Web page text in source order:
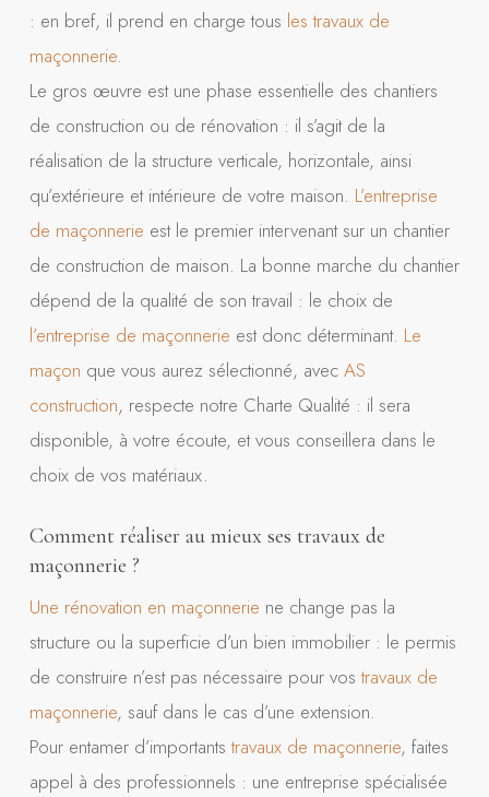
: en bref, il prend en charge tous les travaux de
maçonnerie.
Le gros œuvre est une phase essentielle des chantiers
de construction ou de rénovation : il s’agit de la
réalisation de la structure verticale, horizontale, ainsi
qu’extérieure et intérieure de votre maison. L’entreprise
de maçonnerie est le premier intervenant sur un chantier
de construction de maison. La bonne marche du chantier
dépend de la qualité de son travail : le choix de
l’entreprise de maçonnerie est donc déterminant. Le
maçon que vous aurez sélectionné, avec AS
construction, respecte notre Charte Qualité : il sera
disponible, à votre écoute, et vous conseillera dans le
choix de vos matériaux.
Comment réaliser au mieux ses travaux de
maçonnerie ?
Une rénovation en maçonnerie ne change pas la
structure ou la superficie d’un bien immobilier : le permis
de construire n’est pas nécessaire pour vostravaux de
maçonnerie, sauf dans le cas d’une extension.
Pour entamer d’importants travaux de maçonnerie, faites
appel à des professionnels : une entreprise spécialisée